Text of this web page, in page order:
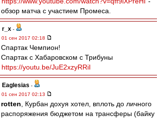
обзор матча с участием Промеса.
r_x -
01 сен 2017 02:18
Спартак Чемпион!
Спартак с Хабаровском с Трибуны
https://youtu.be/JuE2xzyRRiI
Eaglesias -
01 сен 2017 02:13
rotten , Курбан дохуя хотел, вплоть до личного
распоряжения бюджетом на трансферы (байку